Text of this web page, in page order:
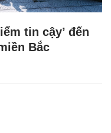
tin cậy’ đến
Bắc